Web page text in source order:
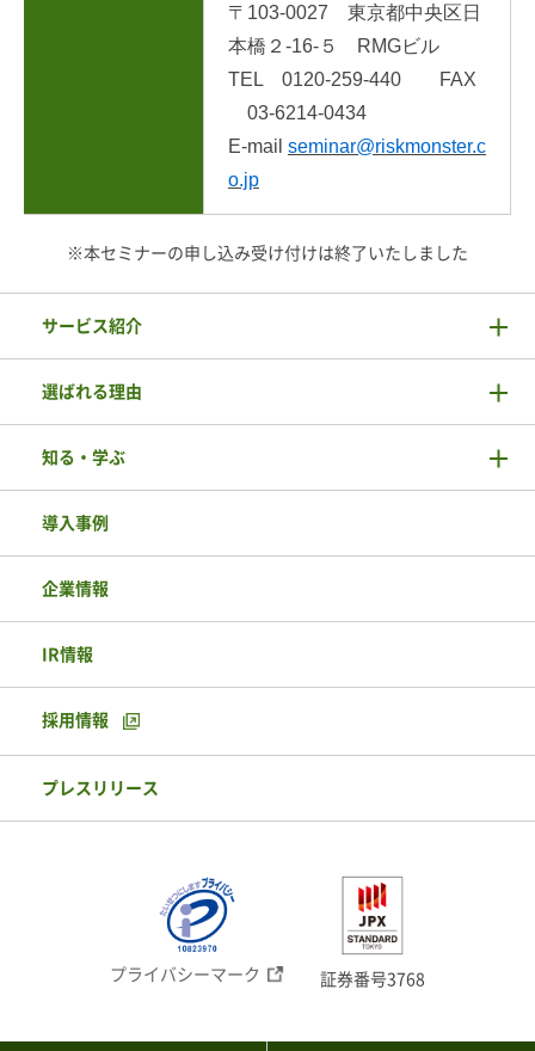
〒103-0027 東京都中央区日
本橋２-16-５ RMGビル
TEL 0120-259-440 FAX
03-6214-0434
E-mail seminar@riskmonster.c
o.jp
※本セミナーの申し込み受け付けは終了いたしました
サービス紹介
選ばれる理由
知る・学ぶ
導入事例
企業情報
IR情報
採用情報
プレスリリース
プライバシーマーク 証券番号3768